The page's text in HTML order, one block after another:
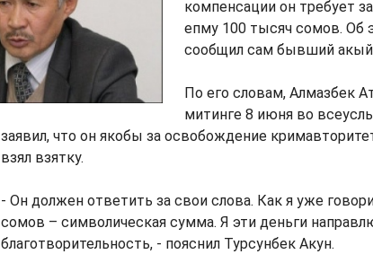
компенсации он требует
епму 100 тысяч сомов. Об
сообщил сам бывший
По его словам, Алмазбек
митинге 8 июня во
заявил, что он якобы за освобождение
взял взятку.
- Он должен ответить за свои слова. Как я уже
сомов – символическая сумма. Я эти деньги
благотворительность, - пояснил Турсунбек Акун.